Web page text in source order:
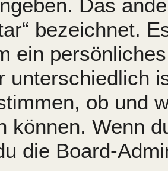
Das
bezeichnet.
ein
unterschiedlich
ob und
können. Wenn
die Board-